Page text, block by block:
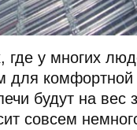
у многих
для комфортной
будут на вес
совсем